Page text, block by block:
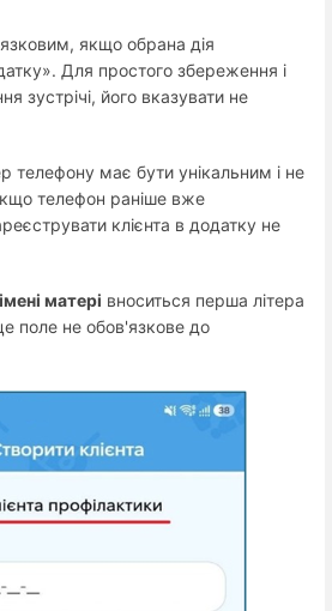
якщо обрана дія
Для простого збереження і
зустрічі, його вказувати не
телефону має бути унікальним і не
телефон раніше вже
клієнта в додатку не
матері вноситься перша літера
поле не обов'язкове до